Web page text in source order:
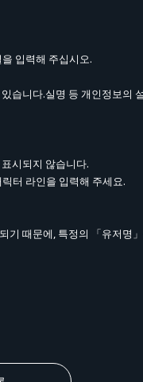
입력해 주십시오.
습니다.실명 등 개인정보의
시되지 않습니다.
터 라인을 입력해 주세요.
기 때문에, 특정의 「유저명